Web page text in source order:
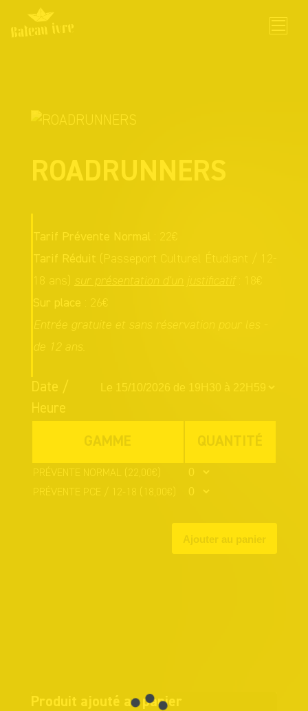
content
ROADRUNNERS
Tarif Prévente Normal
Tarif Réduit (Passeport Culturel Étudiant / 12-
18 ans)
sur présentation d'un justificatif
Sur place : 26€
Entrée gratuite et sans réservation pour les -
de 12 ans.
Date /
Heure
GAMME QUANTITÉ
PRÉVENTE NORMAL
(22,00€)
PRÉVENTE PCE / 12-18
(18,00€)
Produit ajouté au panier